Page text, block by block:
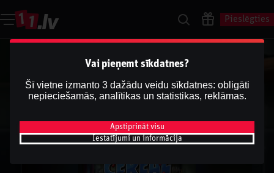
Pieslēgties
Vai pieņemt sīkdatnes?
Šī vietne izmanto 3 dažādu veidu sīkdatnes: obligāti
nepieciešamās, analītikas un statistikas, reklāmas.
Apstiprināt visu
Iestatījumi un informācija